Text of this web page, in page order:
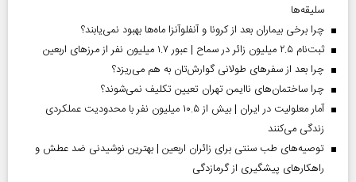
سلیقه‌ها
چرا برخی بیماران بعد از کرونا و آنفلوآنزا ماه‌ها بهبود نمی‌یابند؟
ثبت‌نام ۲.۵ میلیون زائر در سماح | عبور ۱.۷ میلیون نفر از مرز‌های اربعین
چرا بعد از سفرهای طولانی گوارش‌تان به هم می‌ریزد؟
چرا ساختمان‌های ناایمن تهران تعیین تکلیف نمی‌شوند؟
آمار معلولیت در ایران | بیش از ۱۰.۵ میلیون نفر با محدودیت عملکردی
زندگی می‌کنند
توصیه‌های طب سنتی برای زائران اربعین | بهترین نوشیدنی ضد عطش و
راهکارهای پیشگیری از گرمازدگی